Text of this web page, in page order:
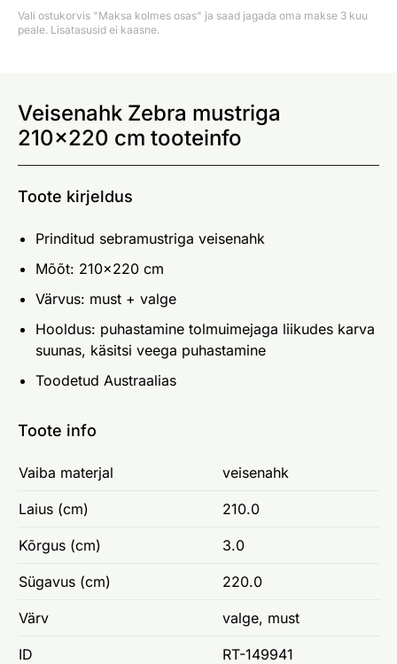
Vali ostukorvis "Maksa kolmes osas" ja saad jagada oma makse 3 kuu
peale. Lisatasusid ei kaasne.
Veisenahk Zebra mustriga
210x220 cm tooteinfo
Toote kirjeldus
Prinditud sebramustriga veisenahk
Mõõt: 210x220 cm
Värvus: must + valge
Hooldus: puhastamine tolmuimejaga liikudes karva
suunas, käsitsi veega puhastamine
Toodetud Austraalias
Toote info
Vaiba materjal veisenahk
Laius (cm) 210.0
Kõrgus (cm) 3.0
Sügavus (cm) 220.0
Värv valge, must
ID RT-149941